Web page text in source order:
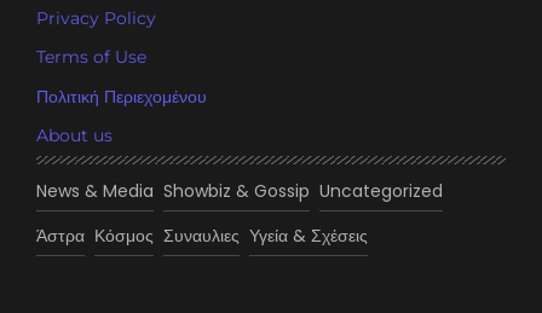
Privacy Policy
Terms of Use
Πολιτική Περιεχομένου
About us
News & Media Showbiz & Gossip Uncategorized
Άστρα Κόσμος Συναυλιες Υγεία & Σχέσεις